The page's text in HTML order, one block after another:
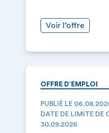
Voir l’offre
OFFRE D’EMPLOI
PUBLIÉ LE
DATE DE LIMITE DE
30.09.2026